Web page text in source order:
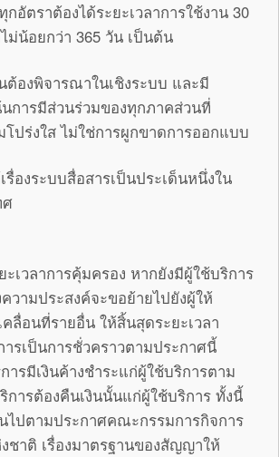
กอัตราต้องได้ระยะเวลาการใช้งาน 30
ม่น้อยกว่า 365 วัน เป็นต้น
ต้องพิจารณาในเชิงระบบ และมี
การมีส่วนร่วมของทุกภาคส่วนที่
โปร่งใส ไม่ใช่การผูกขาดการออกแบบ
รื่องระบบสื่อสารเป็นประเด็นหนึ่งใน
ศ
ะเวลาการคุ้มครอง หากยังมีผู้ใช้บริการ
วามประสงค์จะขอย้ายไปยังผู้ให้
ลื่อนที่รายอื่น ให้สิ้นสุดระยะเวลา
รเป็นการชั่วคราวตามประกาศนี้
รมีเงินค้างชำระแก่ผู้ใช้บริการตาม
การต้องคืนเงินนั้นแก่ผู้ใช้บริการ ทั้งนี้
ไปตามประกาศคณะกรรมการกิจการ
ชาติ เรื่องมาตรฐานของสัญญาให้